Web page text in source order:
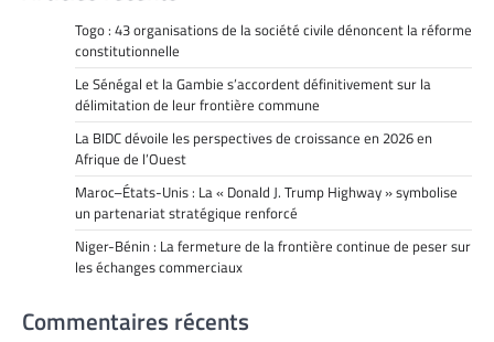
Togo : 43 organisations de la société civile dénoncent la réforme
constitutionnelle
Le Sénégal et la Gambie s’accordent définitivement sur la
délimitation de leur frontière commune
La BIDC dévoile les perspectives de croissance en 2026 en
Afrique de l’Ouest
Maroc–États-Unis : La « Donald J. Trump Highway » symbolise
un partenariat stratégique renforcé
Niger-Bénin : La fermeture de la frontière continue de peser sur
les échanges commerciaux
Commentaires récents